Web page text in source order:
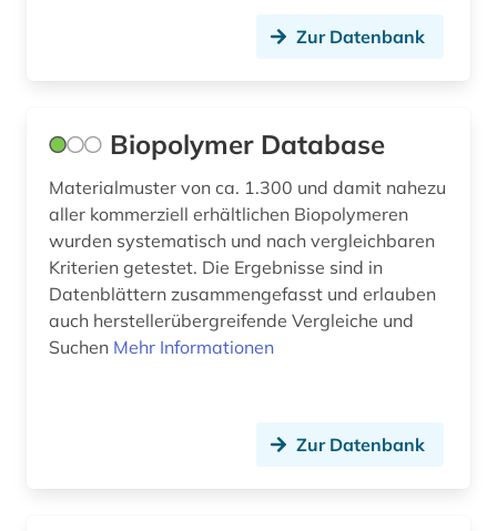
pharmazie (5)
physik (1)
planung (2)
polymere (3)
polymerforschung (1)
Zur Datenbank
Biopolymer Database
Materialmuster von ca. 1.300 und damit nahezu
aller kommerziell erhältlichen Biopolymeren
wurden systematisch und nach vergleichbaren
Kriterien getestet. Die Ergebnisse sind in
Datenblättern zusammengefasst und erlauben
auch herstellerübergreifende Vergleiche und
Suchen Mehr Informationen
Zur Datenbank